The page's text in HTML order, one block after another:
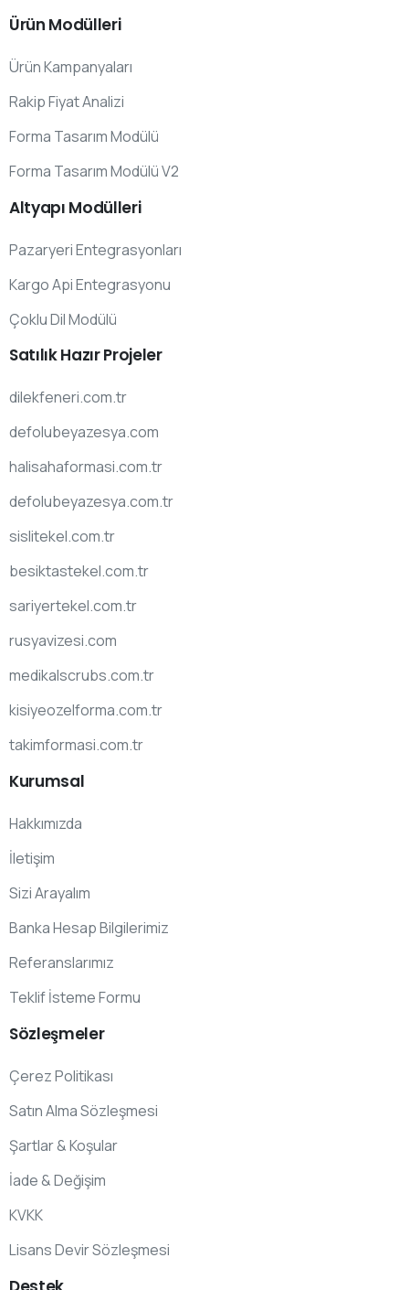
Ürün Modülleri
Ürün Kampanyaları
Rakip Fiyat Analizi
Forma Tasarım Modülü
Forma Tasarım Modülü V2
Altyapı Modülleri
Pazaryeri Entegrasyonları
Kargo Api Entegrasyonu
Çoklu Dil Modülü
SatılıkHazırProjeler
dilekfeneri.com.tr
defolubeyazesya.com
halisahaformasi.com.tr
defolubeyazesya.com.tr
sislitekel.com.tr
besiktastekel.com.tr
sariyertekel.com.tr
rusyavizesi.com
medikalscrubs.com.tr
kisiyeozelforma.com.tr
takimformasi.com.tr
Kurumsal
Hakkımızda
İletişim
Sizi Arayalım
Banka Hesap Bilgilerimiz
Referanslarımız
Teklif İsteme Formu
Sözleşmeler
Çerez Politikası
Satın Alma Sözleşmesi
Şartlar & Koşular
İade & Değişim
KVKK
Lisans Devir Sözleşmesi